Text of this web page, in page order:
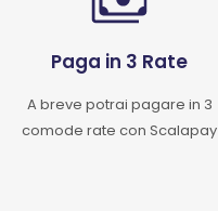
Paga in 3 Rate
A breve potrai pagare in 3
comode rate con Scalapay